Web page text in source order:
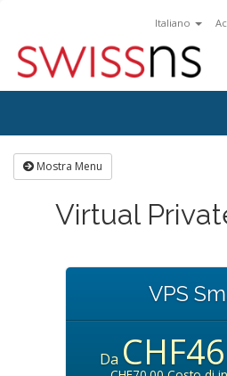
Italiano
Mostra Menu
Virtual
VPS
Da